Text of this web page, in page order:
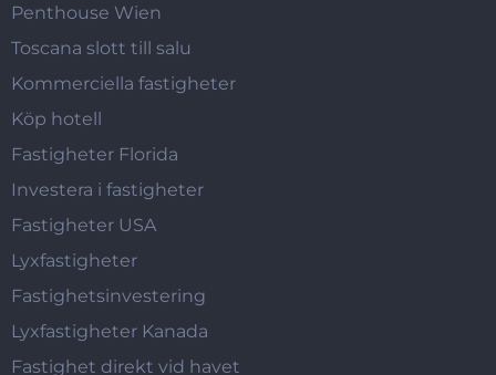
Penthouse Wien
Toscana slott till salu
Kommerciella fastigheter
Köp hotell
Fastigheter Florida
Investera i fastigheter
Fastigheter USA
Lyxfastigheter
Fastighetsinvestering
Lyxfastigheter Kanada
Fastighet direkt vid havet